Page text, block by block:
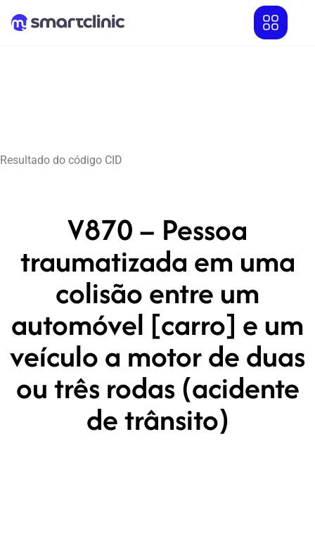
Resultado do código CID
V870 – Pessoa
traumatizada em uma
colisão entre um
automóvel [carro] e um
veículo a motor de duas
ou três rodas (acidente
de trânsito)